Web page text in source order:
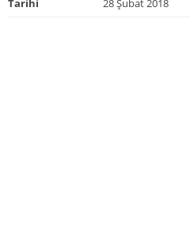
Tarihi
28 Şubat 2018